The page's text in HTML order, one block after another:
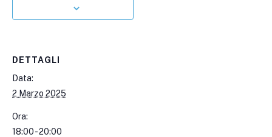
DETTAGLI
Data:
2 Marzo 2025
Ora:
18:00 - 20:00